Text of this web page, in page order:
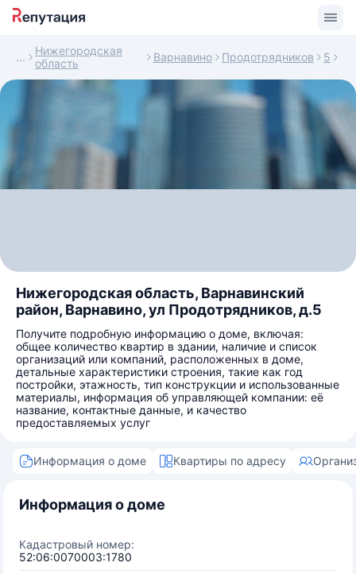
Нижегородская
область
Варнавино Продотрядников 5
Нижегородская область, Варнавинский
район, Варнавино, ул Продотрядников, д.5
Получите подробную информацию о доме, включая:
общее количество квартир в здании, наличие и список
организаций или компаний, расположенных в доме,
детальные характеристики строения, такие как год
постройки, этажность, тип конструкции и использованные
материалы, информация об управляющей компании: её
название, контактные данные, и качество
предоставляемых услуг
Информация о доме Квартиры по адресу
Информация о доме
Кадастровый номер:
52:06:0070003:1780